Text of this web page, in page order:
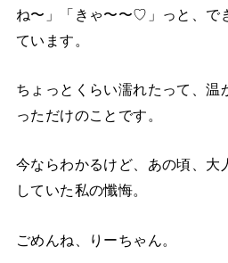
ね〜」「きゃ〜〜♡」っと、で
ています。
ちょっとくらい濡れたって、温
っただけのことです。
今ならわかるけど、あの頃、大
していた私の懺悔。
ごめんね、りーちゃん。